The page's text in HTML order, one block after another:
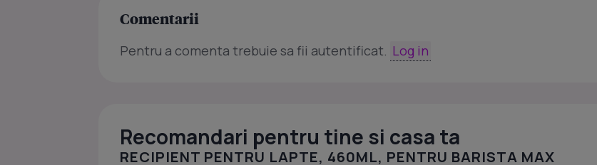
Comentarii
Pentru a comenta trebuie sa fii autentificat. Log in
Recomandari pentru tine si casa ta
RECIPIENT PENTRU LAPTE, 460ML, PENTRU BARISTA MAX